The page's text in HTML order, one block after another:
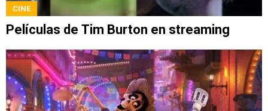
CINE
Películas de Tim Burton en streaming